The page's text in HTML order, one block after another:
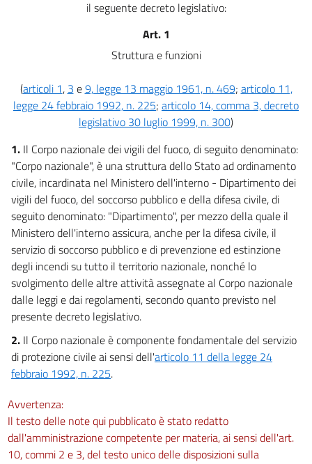
il seguente decreto legislativo:
Art. 1
Struttura e funzioni
(articoli 1, 3 e9, legge 13 maggio 1961, n. 469; articolo 11,
legge 24 febbraio 1992, n. 225; articolo 14, comma 3, decreto
legislativo 30 luglio 1999, n. 300)
1. Il Corpo nazionale dei vigili del fuoco, di seguito denominato:
"Corpo nazionale", è una struttura dello Stato ad ordinamento
civile, incardinata nel Ministero dell'interno - Dipartimento dei
vigili del fuoco, del soccorso pubblico e della difesa civile, di
seguito denominato: "Dipartimento", per mezzo della quale il
Ministero dell'interno assicura, anche per la difesa civile, il
servizio di soccorso pubblico e di prevenzione ed estinzione
degli incendi su tutto il territorio nazionale, nonché lo
svolgimento delle altre attività assegnate al Corpo nazionale
dalle leggi e dai regolamenti, secondo quanto previsto nel
presente decreto legislativo.
2. Il Corpo nazionale è componente fondamentale del servizio
di protezione civile ai sensi dell'articolo 11 della legge 24
febbraio 1992, n. 225.
Avvertenza:
Il testo delle note qui pubblicato è stato redatto
dall'amministrazione competente per materia, ai sensi dell'art.
10, commi 2 e 3, del testo unico delle disposizioni sulla